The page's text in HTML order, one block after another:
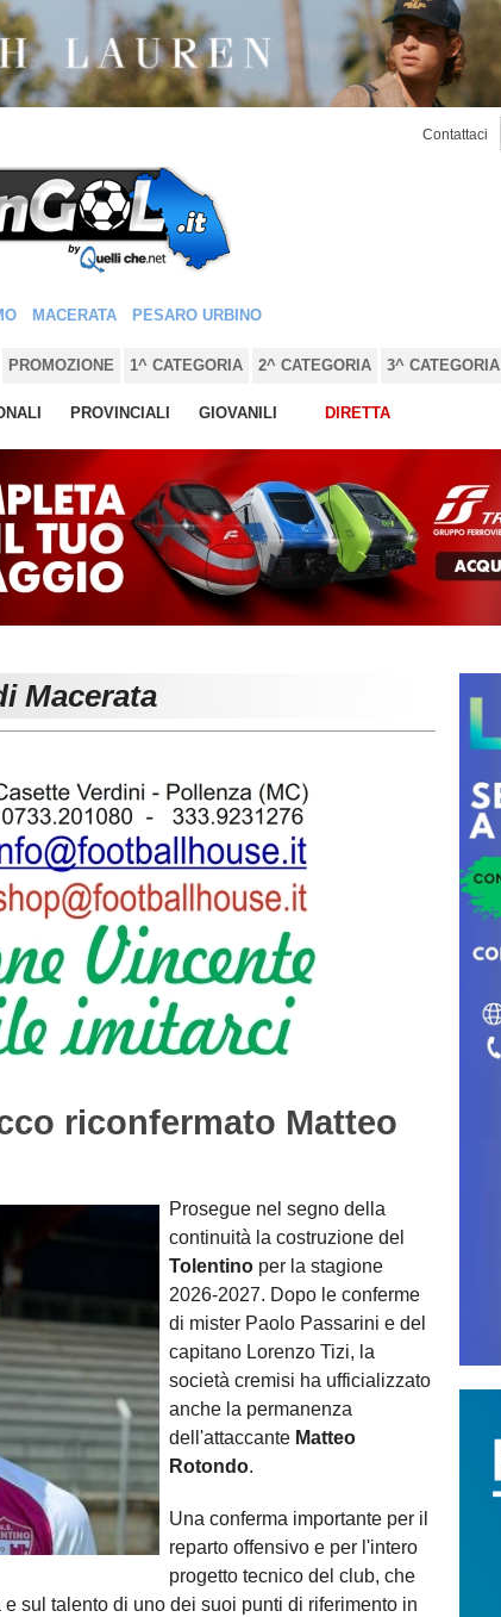
Contattaci
MACERATA PESARO URBINO
PROMOZIONE 1^ CATEGORIA 2^ CATEGORIA 3^ CATEGORIA
PROVINCIALI GIOVANILI DIRETTA
Macerata
riconfermato Matteo
Prosegue nel segno della
continuità la costruzione del
Tolentino per la stagione
2026-2027. Dopo le conferme
di mister Paolo Passarini e del
capitano Lorenzo Tizi, la
società cremisi ha ufficializzato
anche la permanenza
dell'attaccante Matteo
Rotondo.
Una conferma importante per il
reparto offensivo e per l'intero
progetto tecnico del club, che
sul talento di uno dei suoi punti di riferimento in